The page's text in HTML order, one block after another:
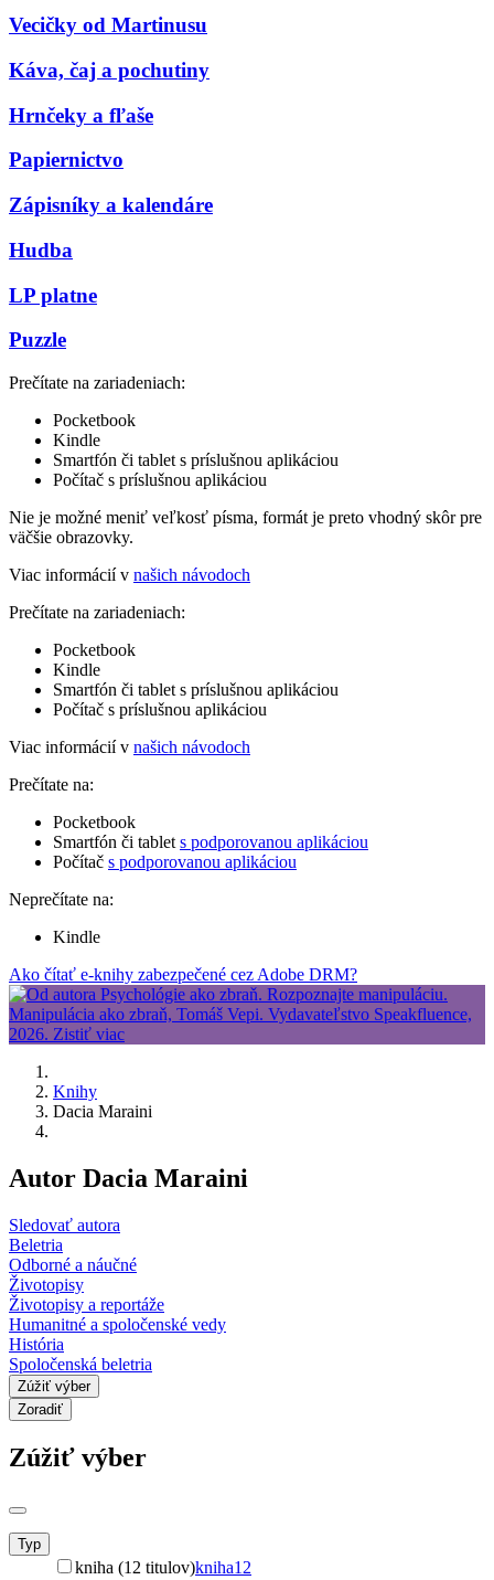
Vecičky od Martinusu
Káva, čaj a pochutiny
Hrnčeky a fľaše
Papiernictvo
Zápisníky a kalendáre
Hudba
LP platne
Puzzle
Prečítate na zariadeniach:
Pocketbook
Kindle
Smartfón či tablet s príslušnou aplikáciou
Počítač s príslušnou aplikáciou
Nie je možné meniť veľkosť písma, formát je preto vhodný skôr pre
väčšie obrazovky.
Viac informácií v našich návodoch
Prečítate na zariadeniach:
Pocketbook
Kindle
Smartfón či tablet s príslušnou aplikáciou
Počítač s príslušnou aplikáciou
Viac informácií v našich návodoch
Prečítate na:
Pocketbook
Smartfón či tablet s podporovanou aplikáciou
Počítač s podporovanou aplikáciou
Neprečítate na:
Kindle
Ako čítať e-knihy zabezpečené cez Adobe DRM?
Knihy
Dacia Maraini
Autor Dacia Maraini
Sledovať autora
Beletria
Odborné a náučné
Životopisy
Životopisy a reportáže
Humanitné a spoločenské vedy
História
Spoločenská beletria
Zúžiť výber
Zoradiť
Zúžiť výber
Typ
kniha (12 titulov)kniha12